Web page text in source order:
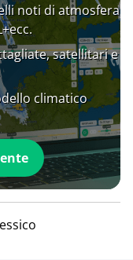
noti di atmosfera
satellitari e
climatico